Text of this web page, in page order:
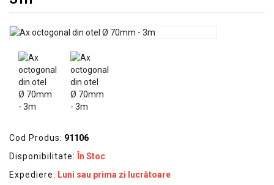
&
TENSIUNE
CASA
SCULE
SI
Cod Produs: 91106
Disponibilitate:
În Stoc
Expediere: Luni sau prima zi lucrătoare